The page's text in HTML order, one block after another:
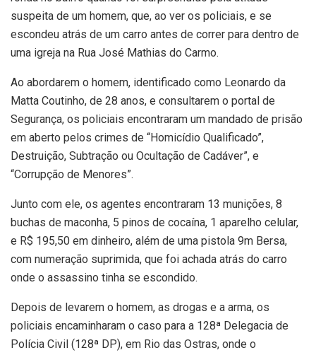
suspeita de um homem, que, ao ver os policiais, e se
escondeu atrás de um carro antes de correr para dentro de
uma igreja na Rua José Mathias do Carmo.
Ao abordarem o homem, identificado como Leonardo da
Matta Coutinho, de 28 anos, e consultarem o portal de
Segurança, os policiais encontraram um mandado de prisão
em aberto pelos crimes de “Homicídio Qualificado”,
Destruição, Subtração ou Ocultação de Cadáver”, e
“Corrupção de Menores”.
Junto com ele, os agentes encontraram 13 munições, 8
buchas de maconha, 5 pinos de cocaína, 1 aparelho celular,
e R$ 195,50 em dinheiro, além de uma pistola 9m Bersa,
com numeração suprimida, que foi achada atrás do carro
onde o assassino tinha se escondido.
Depois de levarem o homem, as drogas e a arma, os
policiais encaminharam o caso para a 128ª Delegacia de
Polícia Civil (128ª DP), em Rio das Ostras, onde o